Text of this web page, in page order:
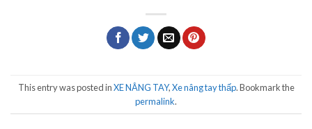
This entry was posted inXE NÂNG TAY,Xe nâng tay thấp. Bookmark the
permalink.